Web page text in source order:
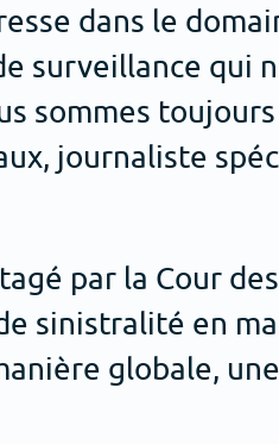
dans le
surveillance qui
sommes
journaliste
par la Cour
sinistralité en
globale,